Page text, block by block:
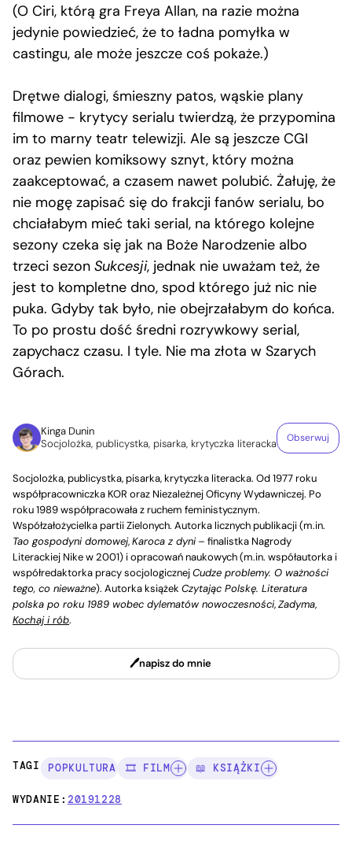
(O Ciri, którą gra Freya Allan, na razie można
jedynie powiedzieć, że to ładna pomyłka w
castingu, ale może jeszcze coś pokaże.)
Drętwe dialogi, śmieszny patos, wąskie plany
filmowe − krytycy serialu twierdzą, że przypomina
im to marny teatr telewizji. Ale są jeszcze CGI
oraz pewien komiksowy sznyt, który można
zaakceptować, a czasem nawet polubić. Żałuję, że
nie mogę zapisać się do frakcji fanów serialu, bo
chciałabym mieć taki serial, na którego kolejne
sezony czeka się jak na Boże Narodzenie albo
trzeci sezon Sukcesji, jednak nie uważam też, że
jest to kompletne dno, spod którego już nic nie
puka. Gdyby tak było, nie obejrzałabym do końca.
To po prostu dość średni rozrywkowy serial,
zapychacz czasu. I tyle. Nie ma złota w Szarych
Górach.
Kinga Dunin
Socjolożka, publicystka, pisarka, krytyczka literacka
Obserwuj
Socjolożka, publicystka, pisarka, krytyczka literacka. Od 1977 roku
współpracowniczka KOR oraz Niezależnej Oficyny Wydawniczej. Po
roku 1989 współpracowała z ruchem feministycznym.
Współzałożycielka partii Zielonych. Autorka licznych publikacji (m.in.
Tao gospodyni domowej,Karoca z dyni– finalistka Nagrody
Literackiej Nike w 2001) i opracowań naukowych (m.in. współautorka i
współredaktorka pracy socjologicznejCudze problemy. O ważności
tego, co nieważne). Autorka książek Czytając Polskę. Literatura
polska po roku 1989 wobec dylematów nowoczesności,Zadyma,
Kochaj i rób.
napisz do mnie
TAGI: POPKULTURA 🎞️ FILM 📖 KSIĄŻKI
WYDANIE:20191228